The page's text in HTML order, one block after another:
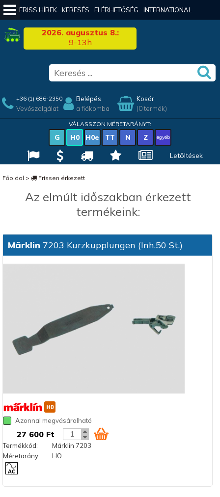
FRISS HÍREK KERESÉS ELÉRHETŐSÉG INTERNATIONAL
2026. augusztus 8.:
9-13h
+36 (1) 686-2350
Vevőszolgálat
Belépés
a fiókomba
Kosár
(0 termék)
VÁLASSZON MÉRETARÁNYT:
G H0 H0e TT N Z egyéb
Letöltések
Főoldal > Frissen érkezett
Az elmúlt időszakban érkezett
termékeink:
Märklin 7203 Kurzkupplungen (Inh.50 St.)
Azonnal megvásárolható
27 600 Ft
Termékkód:
Märklin 7203
Méretarány:
HO